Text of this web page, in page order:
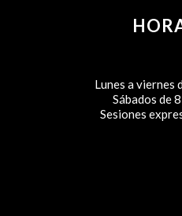
Lunes a viernes
Sábados de
Sesiones